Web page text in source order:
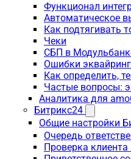
Функционал
Автоматическое
Как подтягивать
Чеки
СБП в
Ошибки
Как определить,
Частые вопросы:
Аналитика для
Битрикс24
Общие настройки
Очередь
Проверка клиента